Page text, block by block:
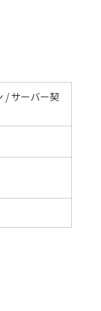
/ サーバー契